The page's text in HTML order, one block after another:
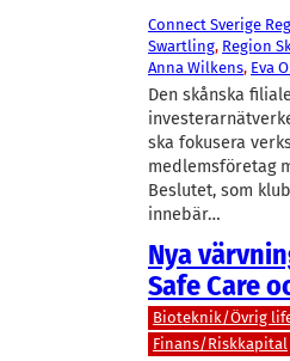
Connect Sverige
Swartling, Region
Anna Wilkens, Eva
Den skånska
ska fokusera
medlemsföretag
Beslutet, som
innebär…
Nya
Safe Care
Bioteknik/Övrig
Finans/Riskkapital